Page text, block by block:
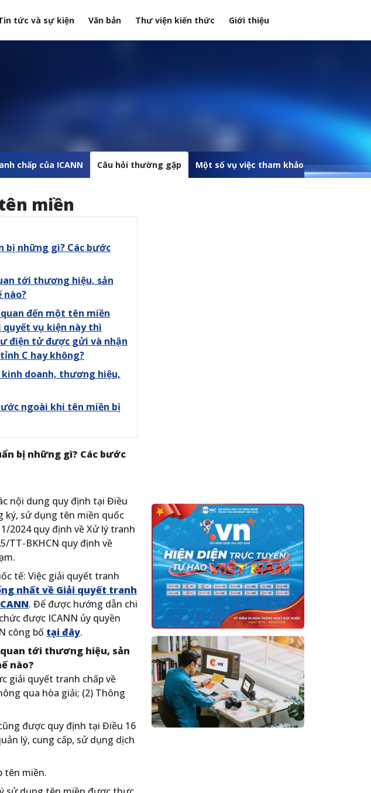
tức và sự kiện Văn bản Thư viện kiến thức Giới thiệu
chấp của ICANN Câu hỏi thường gặp Một số vụ việc tham khảo
miền
bị những gì? Các bước
tới thương hiệu, sản
đến một tên miền
quyết vụ kiện này thì
điện tử được gửi và nhận
C hay không?
kinh doanh, thương hiệu,
ngoài khi tên miền bị
bị những gì? Các bước
nội dung quy định tại Điều
ký, sử dụng tên miền quốc
2024 quy định về Xử lý tranh
TT-BKHCN quy định về
tế: Việc giải quyết tranh
nhất về Giải quyết tranh
. Để được hướng dẫn chi
được ICANN ủy quyền
công bố tại đây.
quan tới thương hiệu, sản
nào?
giải quyết tranh chấp về
qua hòa giải; (2) Thông
được quy định tại Điều 16
lý, cung cấp, sử dụng dịch
tên miền.